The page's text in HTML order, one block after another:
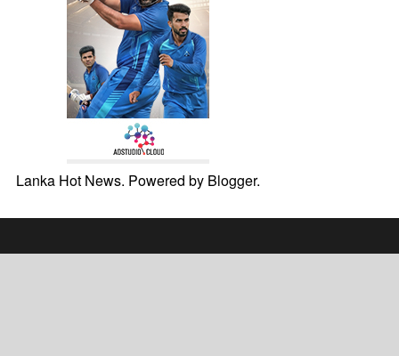
Lanka Hot News. Powered by Blogger.